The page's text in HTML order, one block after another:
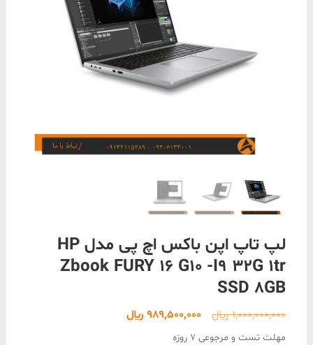
لپ تاپ اپن باکس اچ پی مدل HP
Zbook FURY 16 G10 -i9 32G 1tr
SSD 8GB
1,000,000,000﷼
قیمت
اصلی
989,500,000 ﷼قیمت
مهلت تست و مرجوعی 7 روزه